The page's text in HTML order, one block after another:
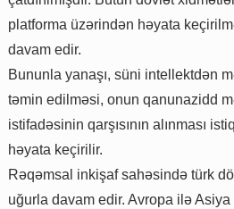
platforma üzərindən həyata
davam edir.
Bununla yanaşı, süni intellektdən
təmin edilməsi, onun qanunazidd
istifadəsinin qarşısının alınması
həyata keçirilir.
Rəqəmsal inkişaf sahəsində türk
uğurla davam edir. Avropa ilə Asiya